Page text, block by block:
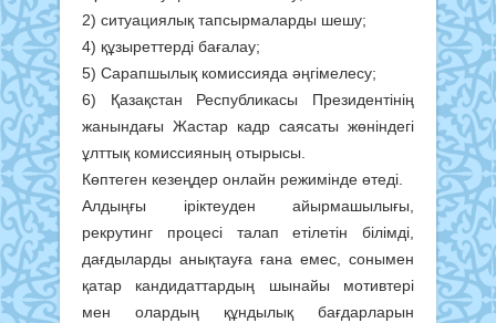
2) ситуациялық тапсырмаларды шешу;
4) құзыреттерді бағалау;
5) Сарапшылық комиссияда әңгімелесу;
6) Қазақстан Республикасы Президентінің
жанындағы Жастар кадр саясаты жөніндегі
ұлттық комиссияның отырысы.
Көптеген кезеңдер онлайн режимінде өтеді.
Алдыңғы іріктеуден айырмашылығы,
рекрутинг процесі талап етілетін білімді,
дағдыларды анықтауға ғана емес, сонымен
қатар кандидаттардың шынайы мотивтері
мен олардың құндылық бағдарларын